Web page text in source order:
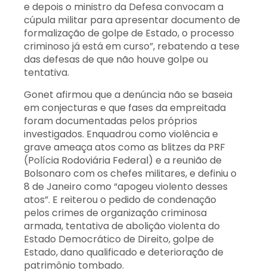
e depois o ministro da Defesa convocam a
cúpula militar para apresentar documento de
formalização de golpe de Estado, o processo
criminoso já está em curso”, rebatendo a tese
das defesas de que não houve golpe ou
tentativa.
Gonet afirmou que a denúncia não se baseia
em conjecturas e que fases da empreitada
foram documentadas pelos próprios
investigados. Enquadrou como violência e
grave ameaça atos como as blitzes da PRF
(Polícia Rodoviária Federal) e a reunião de
Bolsonaro com os chefes militares, e definiu o
8 de Janeiro como “apogeu violento desses
atos”. E reiterou o pedido de condenação
pelos crimes de organização criminosa
armada, tentativa de abolição violenta do
Estado Democrático de Direito, golpe de
Estado, dano qualificado e deterioração de
patrimônio tombado.